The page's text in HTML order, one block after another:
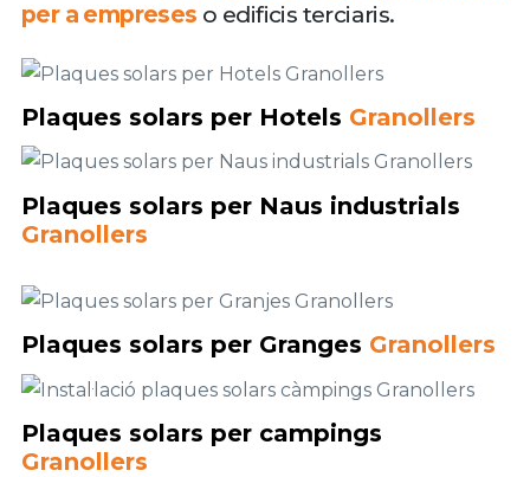
per a empreses o edificis terciaris.
Plaques solars per Hotels Granollers
Plaques solars per Naus industrials
Granollers
Plaques solars per Granges Granollers
Plaques solars per campings
Granollers